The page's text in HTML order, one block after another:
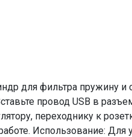
для фильтра пружину и
провод USB в
переходнику к
Использование: Для